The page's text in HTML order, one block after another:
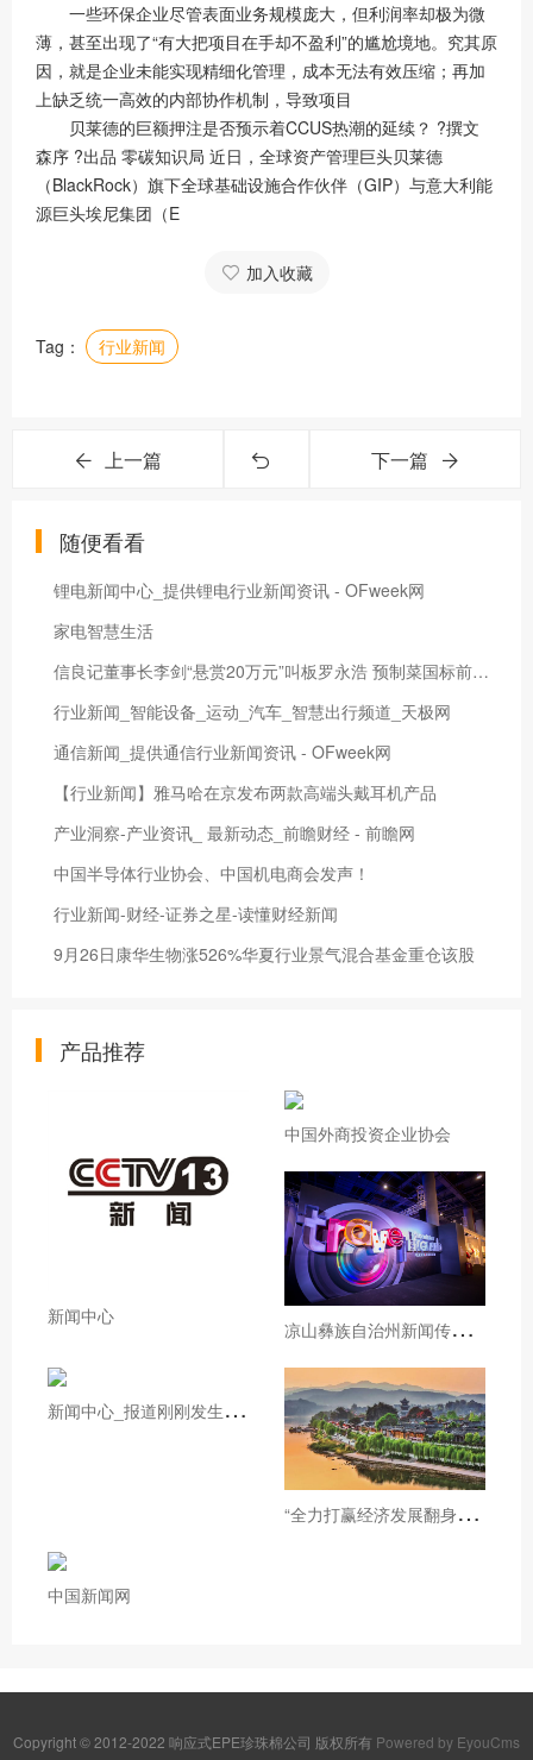
一些环保企业尽管表面业务规模庞大，但利润率却极为微
薄，甚至出现了“有大把项目在手却不盈利”的尴尬境地。究其原
因，就是企业未能实现精细化管理，成本无法有效压缩；再加
上缺乏统一高效的内部协作机制，导致项目
贝莱德的巨额押注是否预示着CCUS热潮的延续？ ?撰文
森序 ?出品 零碳知识局 近日，全球资产管理巨头贝莱德
（BlackRock）旗下全球基础设施合作伙伴（GIP）与意大利能
源巨头埃尼集团（E
加入收藏
Tag： 行业新闻
上一篇 下一篇
随便看看
锂电新闻中心_提供锂电行业新闻资讯 - OFweek网
家电智慧生活
信良记董事长李剑“悬赏20万元”叫板罗永浩 预制菜国标前夜餐饮人现实困境求解
行业新闻_智能设备_运动_汽车_智慧出行频道_天极网
通信新闻_提供通信行业新闻资讯 - OFweek网
【行业新闻】雅马哈在京发布两款高端头戴耳机产品
产业洞察-产业资讯_ 最新动态_前瞻财经 - 前瞻网
中国半导体行业协会、中国机电商会发声！
行业新闻-财经-证券之星-读懂财经新闻
9月26日康华生物涨526%华夏行业景气混合基金重仓该股
产品推荐
新闻中心
中国外商投资企业协会
凉
山彝族自治州新闻传媒中心凉山州广电融媒体提升项目竞争性谈判公告
新
闻中心_报道刚刚发生的新闻_光明网
“
全力打赢经济发展翻身仗・加快建成省域经济副中心”主题新闻发布会（阆中专场）举行
中国新闻网
Copyright © 2012-2022 响应式EPE珍珠棉公司 版权所有 Powered by EyouCms